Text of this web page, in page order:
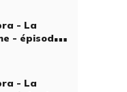
- La
- épisode
- La